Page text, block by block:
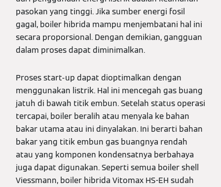
pasokan yang tinggi. Jika sumber energi fosil
gagal, boiler hibrida mampu menjembatani hal ini
secara proporsional. Dengan demikian, gangguan
dalam proses dapat diminimalkan.
Proses start-up dapat dioptimalkan dengan
menggunakan listrik. Hal ini mencegah gas buang
jatuh di bawah titik embun. Setelah status operasi
tercapai, boiler beralih atau menyala ke bahan
bakar utama atau ini dinyalakan. Ini berarti bahan
bakar yang titik embun gas buangnya rendah
atau yang komponen kondensatnya berbahaya
juga dapat digunakan. Seperti semua boiler shell
Viessmann, boiler hibrida Vitomax HS-EH sudah